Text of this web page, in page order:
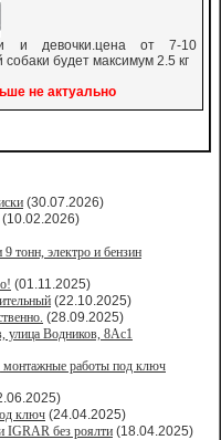
и девочки.цена от 7-10
будет максимум 2.5 кг
не актуально
(30.07.2026)
(10.02.2026)
тонн, электро и бензин
(01.11.2025)
(22.10.2025)
(28.09.2025)
улица Водников, 8Ас1
работы под ключ
ключ (24.04.2025)
IGRAR без роялти (18.04.2025)